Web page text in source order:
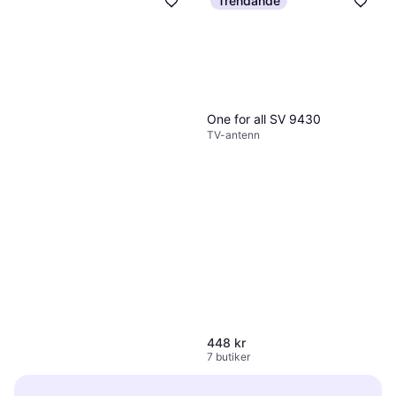
One for all SV 9430
TV-antenn
448 kr
7 butiker